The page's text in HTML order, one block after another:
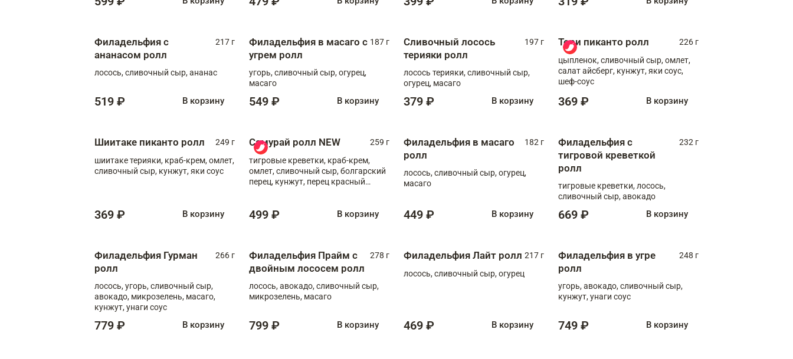
Филадельфия с
ананасом ролл
217 г
лосось, сливочный сыр, ананас
519 ₽ В корзину
Филадельфия в масаго с
угрем ролл
187 г
угорь, сливочный сыр, огурец,
масаго
549 ₽ В корзину
Сливочный лосось
терияки ролл
197 г
лосось терияки, сливочный сыр,
огурец, масаго
379 ₽ В корзину
Тори пиканто ролл
226 г
цыпленок, сливочный сыр, омлет,
салат айсберг, кунжут, яки соус,
шеф-соус
369 ₽ В корзину
Шиитаке пиканто ролл
249 г
шиитаке терияки, краб-крем, омлет,
сливочный сыр, кунжут, яки соус
369 ₽ В корзину
Самурай ролл NEW
259 г
тигровые креветки, краб-крем,
омлет, сливочный сыр, болгарский
перец, кунжут, перец красный
499 ₽ В корзину
Филадельфия в масаго
ролл
182 г
лосось, сливочный сыр, огурец,
масаго
449 ₽ В корзину
Филадельфия с
тигровой креветкой
ролл
232 г
тигровые креветки, лосось,
сливочный сыр, авокадо
669 ₽ В корзину
Филадельфия Гурман
ролл
266 г
лосось, угорь, сливочный сыр,
авокадо, микрозелень, масаго,
кунжут, унаги соус
779 ₽ В корзину
Филадельфия Прайм с
двойным лососем ролл
278 г
лосось, авокадо, сливочный сыр,
микрозелень, масаго
799 ₽ В корзину
Филадельфия Лайт ролл 217 г
лосось, сливочный сыр, огурец
469 ₽ В корзину
Филадельфия в угре
ролл
248 г
угорь, авокадо, сливочный сыр,
кунжут, унаги соус
749 ₽ В корзину